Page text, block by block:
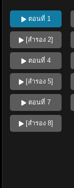
ตอนที่ 1
[สำรอง 2]
ตอนที่ 4
[สำรอง 5]
ตอนที่ 7
[สำรอง 8]